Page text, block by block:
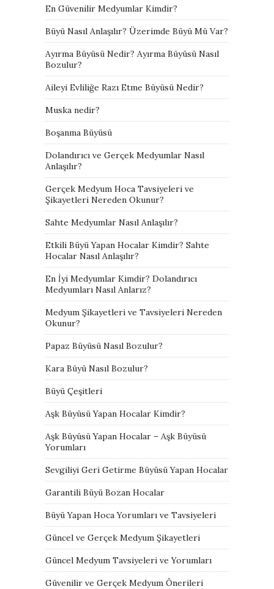
En Güvenilir Medyumlar Kimdir?
Büyü Nasıl Anlaşılır? Üzerimde Büyü Mü Var?
Ayırma Büyüsü Nedir? Ayırma Büyüsü Nasıl
Bozulur?
Aileyi Evliliğe Razı Etme Büyüsü Nedir?
Muska nedir?
Boşanma Büyüsü
Dolandırıcı ve Gerçek Medyumlar Nasıl
Anlaşılır?
Gerçek Medyum Hoca Tavsiyeleri ve
Şikayetleri Nereden Okunur?
Sahte Medyumlar Nasıl Anlaşılır?
Etkili Büyü Yapan Hocalar Kimdir? Sahte
Hocalar Nasıl Anlaşılır?
En İyi Medyumlar Kimdir? Dolandırıcı
Medyumları Nasıl Anlarız?
Medyum Şikayetleri ve Tavsiyeleri Nereden
Okunur?
Papaz Büyüsü Nasıl Bozulur?
Kara Büyü Nasıl Bozulur?
Büyü Çeşitleri
Aşk Büyüsü Yapan Hocalar Kimdir?
Aşk Büyüsü Yapan Hocalar – Aşk Büyüsü
Yorumları
Sevgiliyi Geri Getirme Büyüsü Yapan Hocalar
Garantili Büyü Bozan Hocalar
Büyü Yapan Hoca Yorumları ve Tavsiyeleri
Güncel ve Gerçek Medyum Şikayetleri
Güncel Medyum Tavsiyeleri ve Yorumları
Güvenilir ve Gerçek Medyum Önerileri